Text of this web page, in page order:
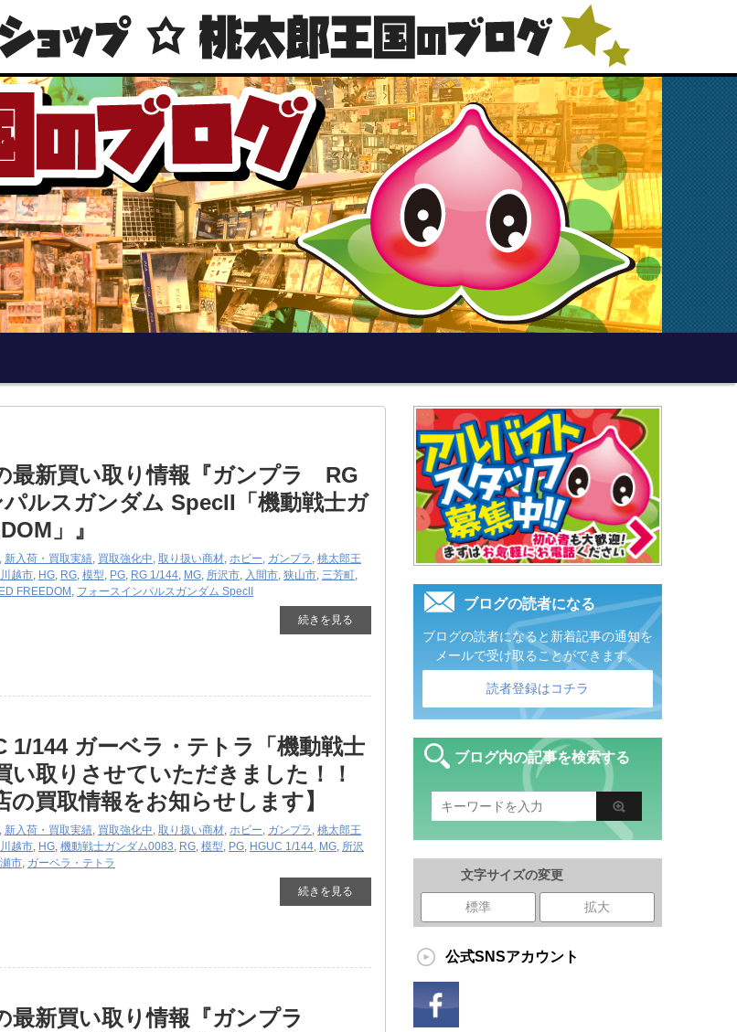
最新買い取り情報『ガンプラ RG
ルスガンダム SpecII「機動戦士ガ
」』
, 新入荷・買取実績, 買取強化中, 取り扱い商材, ホビー, ガンプラ , 桃太郎王
川越市, HG, RG, 模型, PG, RG 1/144, MG, 所沢市, 入間市, 狭山市, 三芳町,
FREEDOM , フォースインパルスガンダム SpecII
続きを見る
1/144 ガーベラ・テトラ「機動戦士
い取りさせていただきました！！
の買取情報をお知らせします】
, 新入荷・買取実績, 買取強化中, 取り扱い商材, ホビー, ガンプラ , 桃太郎王
川越市, HG, 機動戦士ガンダム0083, RG, 模型, PG, HGUC 1/144, MG, 所沢
市, ガーベラ・テトラ
続きを見る
最新買い取り情報『ガンプラ
ブログの読者になる
ブログの読者になると新着記事の通知を
メールで受け取ることができます。
読者登録はコチラ
ブログ内の記事を検索する
文字サイズの変更
標準 拡大
公式SNSアカウント